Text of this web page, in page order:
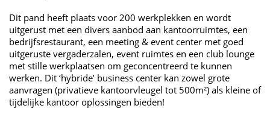
Dit pand heeft plaats voor 200 werkplekken en wordt
uitgerust met een divers aanbod aan kantoorruimtes, een
bedrijfsrestaurant, een meeting & event center met goed
uitgeruste vergaderzalen, event ruimtes en een club lounge
met stille werkplaatsen om geconcentreerd te kunnen
werken. Dit ‘hybride’ business center kan zowel grote
aanvragen (privatieve kantoorvleugel tot 500m²) als kleine of
tijdelijke kantoor oplossingen bieden!